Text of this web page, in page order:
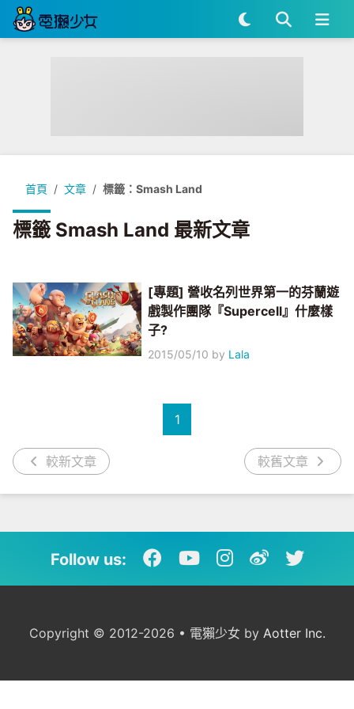
首頁 文章 標籤：Smash Land
標籤 Smash Land 最新文章
[專題] 營收名列世界第一的芬蘭遊
戲製作團隊『Supercell』什麼樣
子?
2015/05/10 by Lala
較新文章
1
較舊文章
Follow us:
Copyright © 2012-2026 • 電獺少女 by Aotter Inc.